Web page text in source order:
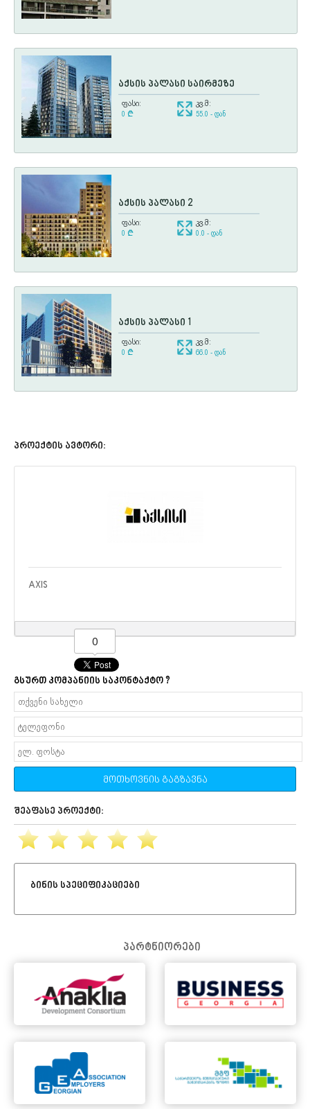
აქსის პალასი საირმეზე
ფასი:
0 ¢
კვ.მ:
55.0 - დან
აქსის პალასი 2
ფასი:
0 ¢
კვ.მ:
0.0 - დან
აქსის პალასი 1
ფასი:
0 ¢
კვ.მ:
66.0 - დან
პროექტის ავტორი:
AXIS
0
გსურთ კომპანიის საკონტაქტო ?
მოთხოვნის გაგზავნა
შეაფასე პროექტი:
ბინის სპეციფიკაციები
პარტნიორები